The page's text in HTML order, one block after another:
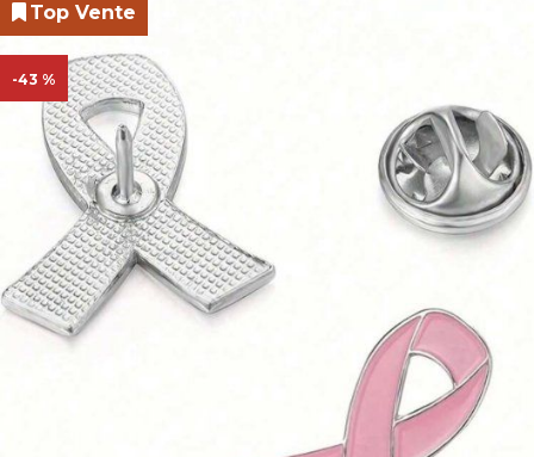
-43 %
Top Vente